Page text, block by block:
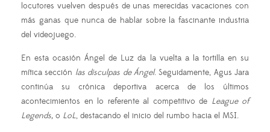
locutores vuelven después de unas merecidas vacaciones con
más ganas que nunca de hablar sobre la fascinante industria
del videojuego.
En esta ocasión Ángel de Luz da la vuelta a la tortilla en su
mítica sección las disculpas de Ángel. Seguidamente, Agus Jara
continúa su crónica deportiva acerca de los últimos
acontecimientos en lo referente al competitivo de League of
Legends, o LoL, destacando el inicio del rumbo hacia el MSI.